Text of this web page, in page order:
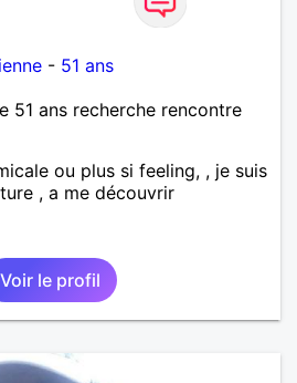
- 51 ans
51 ans recherche rencontre
ou plus si feeling, , je suis
, a me découvrir
Voir le profil